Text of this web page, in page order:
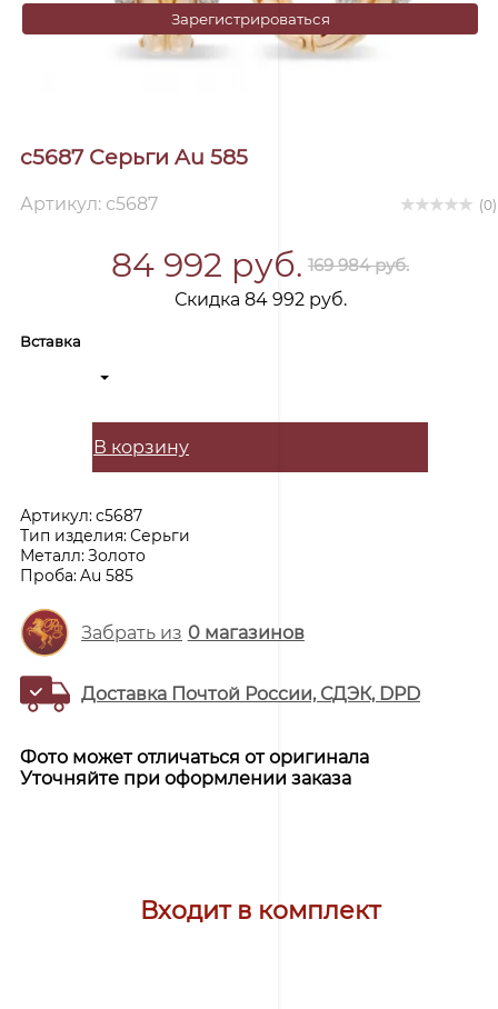
с5687 Серьги Au 585
Артикул: с5687 (0)
84 992 руб. 169 984 руб.
Скидка 84 992 руб.
Вставка
В корзину
Артикул:с5687
Тип изделия:Серьги
Металл:Золото
Проба:Au 585
Забрать из 0магазинов
Доставка Почтой России, СДЭК, DPD
Фото может отличаться от оригинала
Уточняйте при оформлении заказа
Входит в комплект
Зарегистрироваться